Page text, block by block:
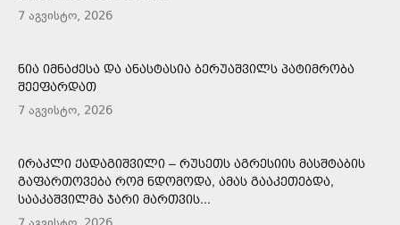
7 აგვისტო, 2026
ᲜᲘᲐ ᲘᲛᲜᲐᲫᲔᲡᲐ ᲓᲐ ᲐᲜᲐᲡᲢᲐᲡᲘᲐ ᲑᲔᲠᲣᲐᲨᲕᲘᲚᲡ ᲞᲐᲢᲘᲛᲠᲝᲑᲐ
ᲨᲔᲔᲤᲐᲠᲓᲐᲗ
7 აგვისტო, 2026
ᲘᲠᲐᲙᲚᲘ ᲥᲐᲓᲐᲒᲘᲨᲕᲘᲚᲘ – ᲠᲣᲡᲔᲗᲡ ᲐᲒᲠᲔᲡᲘᲘᲡ ᲛᲐᲡᲨᲢᲐᲑᲘᲡ
ᲒᲐᲤᲐᲠᲗᲝᲕᲔᲑᲐ ᲠᲝᲛ ᲜᲓᲝᲛᲝᲓᲐ, ᲐᲛᲐᲡ ᲒᲐᲐᲙᲔᲗᲔᲑᲓᲐ,
ᲡᲐᲐᲙᲐᲨᲕᲘᲚᲛᲐ ᲯᲐᲠᲘ ᲛᲐᲠᲗᲕᲘᲡ...